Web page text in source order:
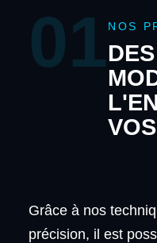
01 NOS
Grâce à nos
précision, il est